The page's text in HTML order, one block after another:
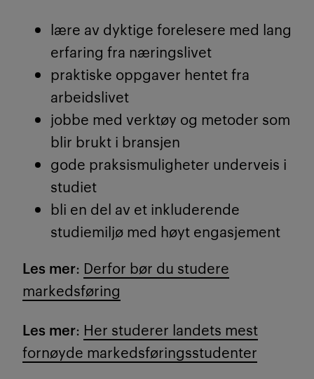
lære av dyktige forelesere med lang
erfaring fra næringslivet
praktiske oppgaver hentet fra
arbeidslivet
jobbe med verktøy og metoder som
blir brukt i bransjen
gode praksismuligheter underveis i
studiet
bli en del av et inkluderende
studiemiljø med høyt engasjement
Les mer: Derfor bør du studere
markedsføring
Les mer: Her studerer landets mest
fornøyde markedsføringsstudenter